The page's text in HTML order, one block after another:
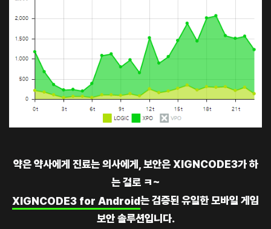
약은 약사에게 진료는 의사에게, 보안은 XIGNCODE3가 하
는 걸로 ㅋ~
XIGNCODE3 for Android는 검증된 유일한 모바일 게임
보안 솔루션입니다.